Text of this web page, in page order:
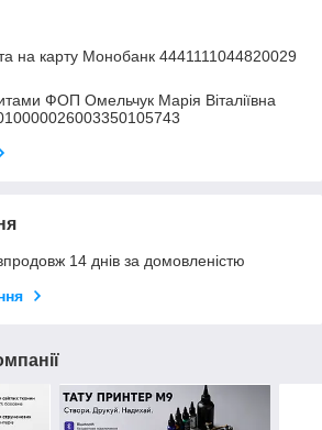
на карту Монобанк 4441111044820029
ФОП Омельчук Марія Віталіївна
14 днів за домовленістю